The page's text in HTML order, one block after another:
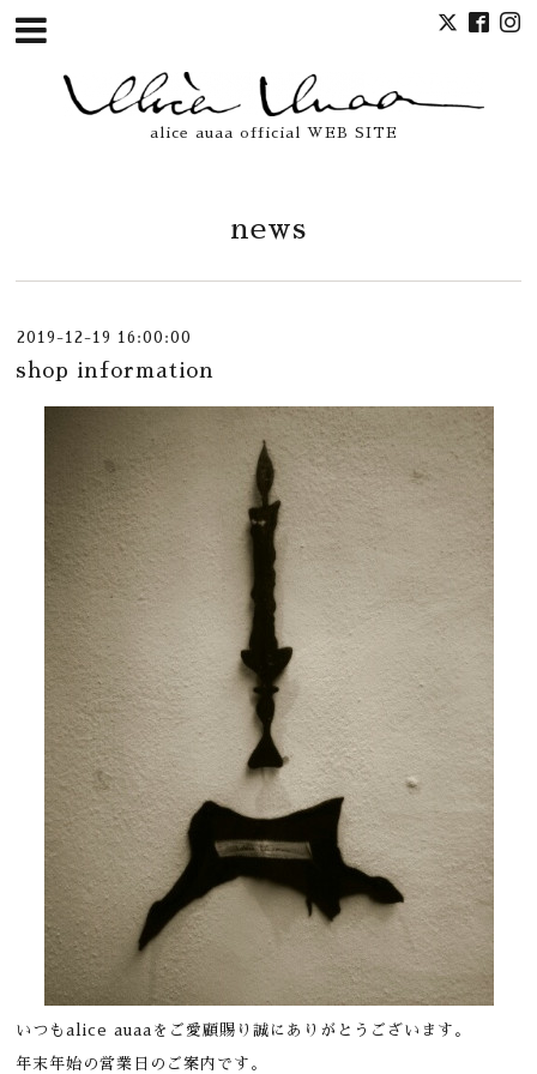
alice auaa official WEB SITE
news
2019-12-19 16:00:00
shop information
いつもalice auaaをご愛顧賜り誠にありがとうございます。
年末年始の営業日のご案内です。